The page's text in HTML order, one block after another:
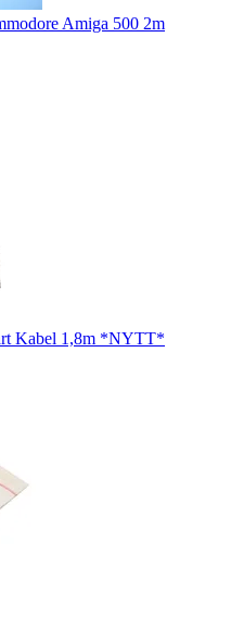
Amiga 500 2m
Kabel 1,8m *NYTT*